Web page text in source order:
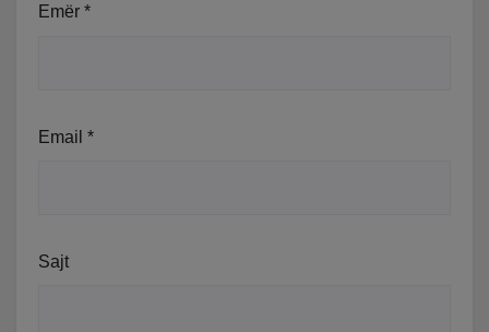
Emër *
Email *
Sajt